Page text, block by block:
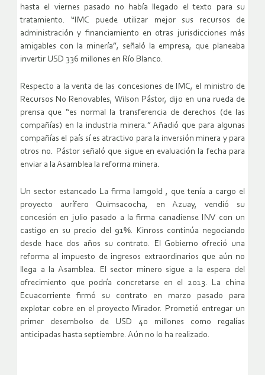
hasta el viernes pasado no había llegado el texto para su
tratamiento. “IMC puede utilizar mejor sus recursos de
administración y financiamiento en otras jurisdicciones más
amigables con la minería”, señaló la empresa, que planeaba
invertir USD 336 millones en Río Blanco.
Respecto a la venta de las concesiones de IMC, el ministro de
Recursos No Renovables, Wilson Pástor, dijo en una rueda de
prensa que “es normal la transferencia de derechos (de las
compañías) en la industria minera.” Añadió que para algunas
compañías el país sí es atractivo para la inversión minera y para
otros no. Pástor señaló que sigue en evaluación la fecha para
enviar a la Asamblea la reforma minera.
Un sector estancado La firma Iamgold , que tenía a cargo el
proyecto aurífero Quimsacocha, en Azuay, vendió su
concesión en julio pasado a la firma canadiense INV con un
castigo en su precio del 91%. Kinross continúa negociando
desde hace dos años su contrato. El Gobierno ofreció una
reforma al impuesto de ingresos extraordinarios que aún no
llega a la Asamblea. El sector minero sigue a la espera del
ofrecimiento que podría concretarse en el 2013. La china
Ecuacorriente firmó su contrato en marzo pasado para
explotar cobre en el proyecto Mirador. Prometió entregar un
primer desembolso de USD 40 millones como regalías
anticipadas hasta septiembre. Aún no lo ha realizado.